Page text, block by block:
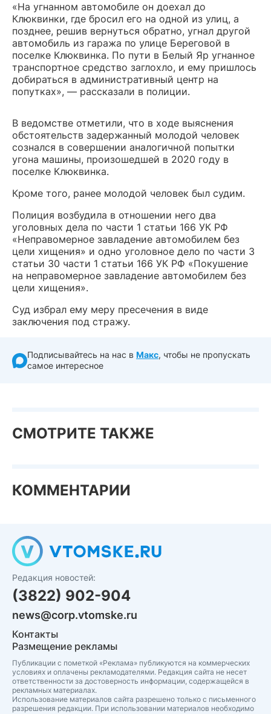
«На угнанном автомобиле он доехал до
Клюквинки, где бросил его на одной из улиц, а
позднее, решив вернуться обратно, угнал другой
автомобиль из гаража по улице Береговой в
поселке Клюквинка. По пути в Белый Яр угнанное
транспортное средство заглохло, и ему пришлось
добираться в административный центр на
попутках», — рассказали в полиции.
В ведомстве отметили, что в ходе выяснения
обстоятельств задержанный молодой человек
сознался в совершении аналогичной попытки
угона машины, произошедшей в 2020 году в
поселке Клюквинка.
Кроме того, ранее молодой человек был судим.
Полиция возбудила в отношении него два
уголовных дела по части 1 статьи 166 УК РФ
«Неправомерное завладение автомобилем без
цели хищения» и одно уголовное дело по части 3
статьи 30 части 1 статьи 166 УК РФ «Покушение
на неправомерное завладение автомобилем без
цели хищения».
Суд избрал ему меру пресечения в виде
заключения под стражу.
Подписывайтесь на нас в Макс, чтобы не пропускать
самое интересное
СМОТРИТЕ ТАКЖЕ
КОММЕНТАРИИ
Редакция новостей:
(3822) 902-904
news@corp.vtomske.ru
Контакты
Размещение рекламы
Публикации с пометкой «Реклама» публикуются на коммерческих
условиях и оплачены рекламодателями. Редакция сайта не несет
ответственности за достоверность информации, содержащейся в
рекламных материалах.
Использование материалов сайта разрешено только с письменного
разрешения редакции. При использовании материалов необходимо